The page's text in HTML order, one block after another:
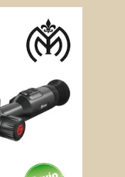
actual
359,00€.